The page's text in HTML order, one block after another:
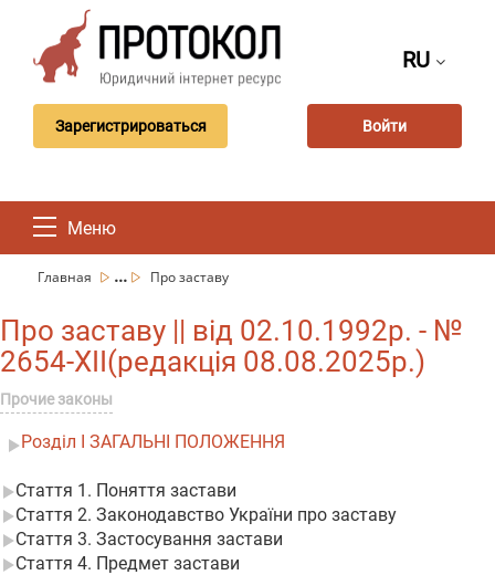
RU
Зарегистрироваться Войти
Меню
Главная ... Про заставу
Про заставу || від 02.10.1992р. - №
2654-XII(редакція 08.08.2025р.)
Прочие законы
Розділ I ЗАГАЛЬНІ ПОЛОЖЕННЯ
Стаття 1. Поняття застави
Стаття 2. Законодавство України про заставу
Стаття 3. Застосування застави
Стаття 4. Предмет застави